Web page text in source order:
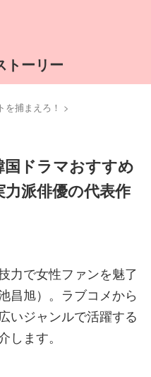
トーリー
を捕まえろ！ >
ドラマおすすめ
派俳優の代表作
力で女性ファンを魅了
昌旭）。ラブコメから
いジャンルで活躍する
ます。